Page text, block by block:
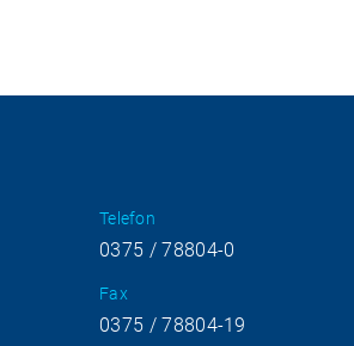
Telefon
0375 / 78804-0
Fax
0375 / 78804-19